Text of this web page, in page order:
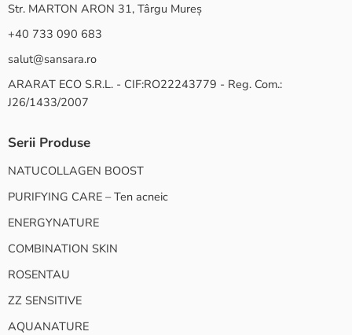
Str. MARTON ARON 31, Târgu Mureș
+40 733 090 683
salut@sansara.ro
ARARAT ECO S.R.L. - CIF:RO22243779 - Reg. Com.:
J26/1433/2007
Serii Produse
NATUCOLLAGEN BOOST
PURIFYING CARE – Ten acneic
ENERGYNATURE
COMBINATION SKIN
ROSENTAU
ZZ SENSITIVE
AQUANATURE